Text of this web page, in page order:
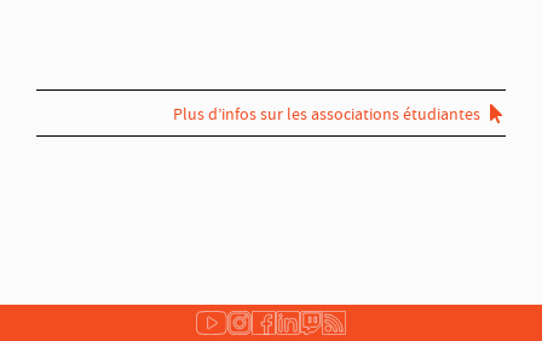
Plus d’infos sur les associations étudiantes